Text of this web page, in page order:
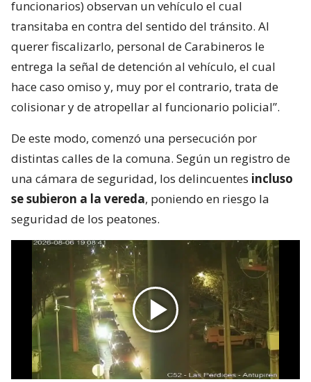
funcionarios) observan un vehículo el cual
transitaba en contra del sentido del tránsito. Al
querer fiscalizarlo, personal de Carabineros le
entrega la señal de detención al vehículo, el cual
hace caso omiso y, muy por el contrario, trata de
colisionar y de atropellar al funcionario policial”.
De este modo, comenzó una persecución por
distintas calles de la comuna. Según un registro de
una cámara de seguridad, los delincuentes incluso
se subieron a la vereda, poniendo en riesgo la
seguridad de los peatones.